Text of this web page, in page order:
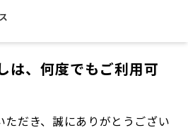
は、何度でもご利用可
だき、誠にありがとうござい